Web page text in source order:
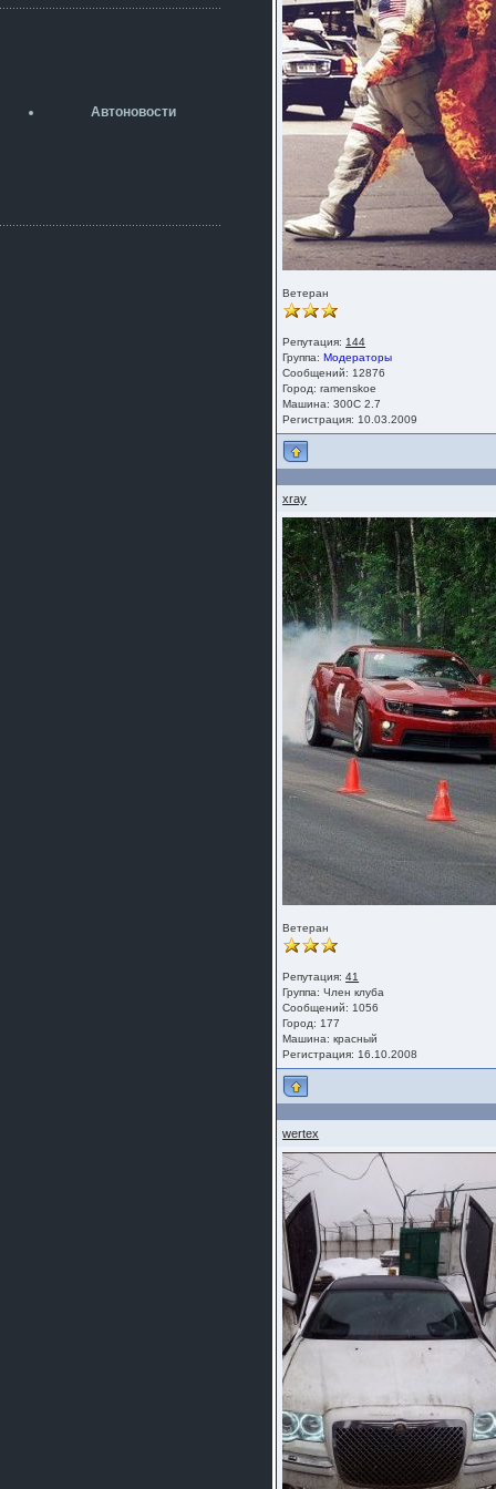
разболтовка 5х114.3 спокойно
А здесь уже кладбищенская тишина...
Автоновости
Ветеран
Репутация: 144
Группа:Модераторы
Сообщений: 12876
Город: ramenskoe
Машина: 300C 2.7
Регистрация: 10.03.2009
xray
Ветеран
Репутация:41
Группа:Член клуба
Сообщений: 1056
Город: 177
Машина: красный
Регистрация: 16.10.2008
wertex